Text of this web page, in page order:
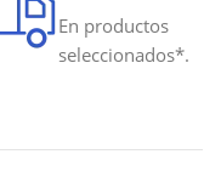
En productos
seleccionados*.